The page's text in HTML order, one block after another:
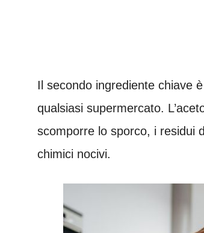
Il secondo ingrediente chiave è
qualsiasi supermercato.
scomporre lo sporco, i residui
chimici nocivi.